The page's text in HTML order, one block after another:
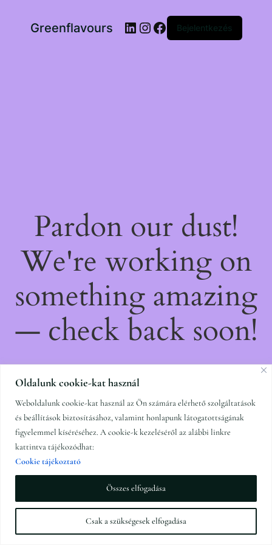
Oldalunk cookie-kat használ
Weboldalunk cookie-kat használ az Ön számára elérhető szolgáltatások
és beállítások biztosításához, valamint honlapunk látogatottságának
figyelemmel kíséréséhez. A cookie-k kezeléséről az alábbi linkre
kattintva tájékozódhat:
Cookie tájékoztató
Csak a szükségesek elfogadása
Összes elfogadása
Greenflavours LinkedIn
Instagram
Facebook
Bejelentkezés
Pardon our dust!
We're working on
something amazing
— check back soon!